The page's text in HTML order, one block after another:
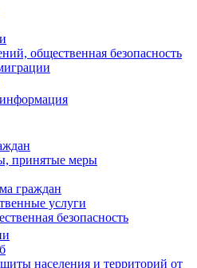
общественная безопасность
принятые меры
граждан
услуги
безопасность
населения и территорий от